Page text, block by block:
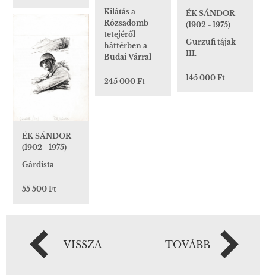
Kilátás a
Rózsadomb
tetejéről
háttérben a
Budai Várral
245 000 Ft
ÉK SÁNDOR
(1902 - 1975)
Gurzufi tájak
III.
145 000 Ft
ÉK SÁNDOR
(1902 - 1975)
Gárdista
55 500 Ft
VISSZA TOVÁBB